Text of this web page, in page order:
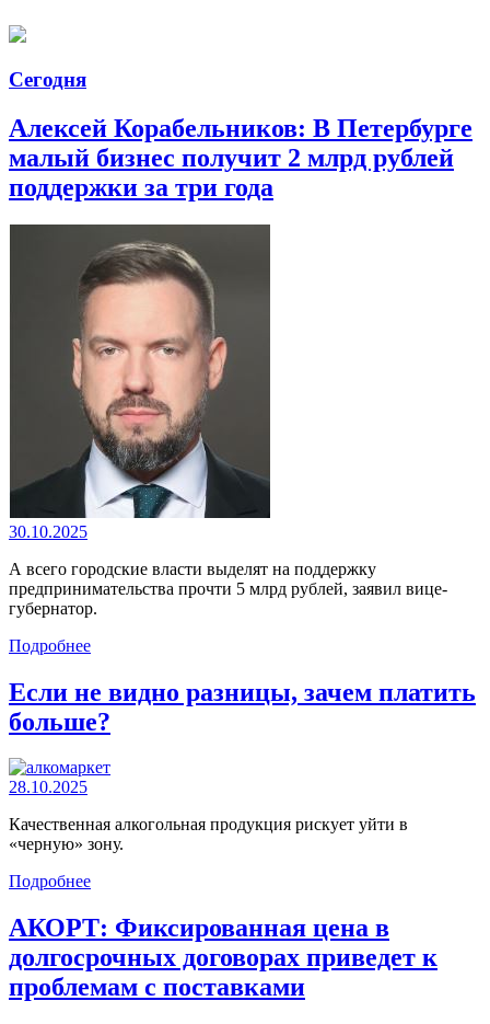
Сегодня
Алексей Корабельников: В Петербурге
малый бизнес получит 2 млрд рублей
поддержки за три года
30.10.2025
А всего городские власти выделят на поддержку
предпринимательства прочти 5 млрд рублей, заявил вице-
губернатор.
Подробнее
Если не видно разницы, зачем платить
больше?
28.10.2025
Качественная алкогольная продукция рискует уйти в
«черную» зону.
Подробнее
АКОРТ: Фиксированная цена в
долгосрочных договорах приведет к
проблемам с поставками